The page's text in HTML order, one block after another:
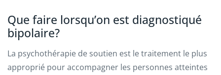
Que faire lorsqu’on est diagnostiqué
bipolaire?
La psychothérapie de soutien est le traitement le plus
approprié pour accompagner les personnes atteintes